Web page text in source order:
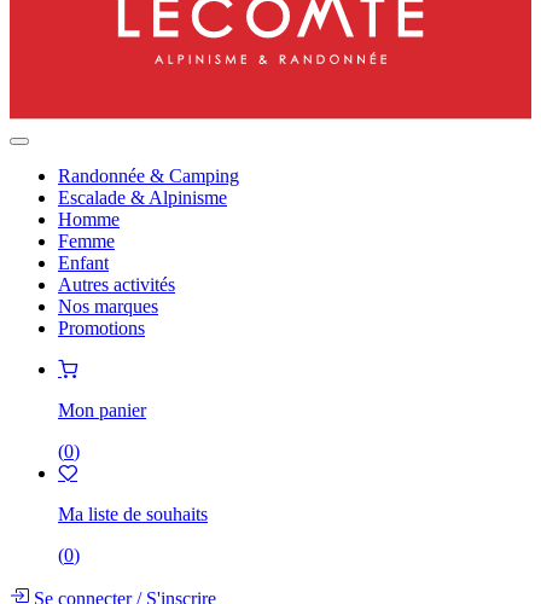
Randonnée & Camping
Escalade & Alpinisme
Homme
Femme
Enfant
Autres activités
Nos marques
Promotions
Mon panier
(0)
Ma liste de souhaits
(0)
Se connecter/S'inscrire